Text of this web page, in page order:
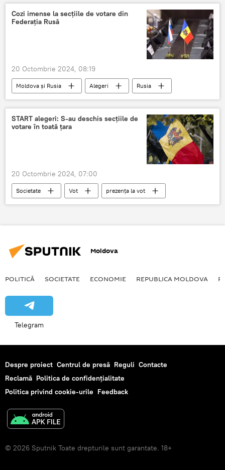
Cozi imense la secțiile de votare din
Federația Rusă
20 Octombrie 2024, 08:19
Moldova și Rusia Alegeri
Rusia
Relația cu Rusia
START alegeri: S-au deschis secțiile de
votare în toată țara
20 Octombrie 2024, 07:00
Societate Vot
prezența la vot
buletin de vot
cetateni cu drept de vot
Moldova
POLITICĂ SOCIETATE ECONOMIE REPUBLICA MOLDOVA
Telegram
Despre proiect Centrul de presă Reguli Contacte
Reclamă Politica de confidențialitate
Politica privind cookie-urile Feedback
© 2026 Sputnik Toate drepturile sunt garantate. 18+